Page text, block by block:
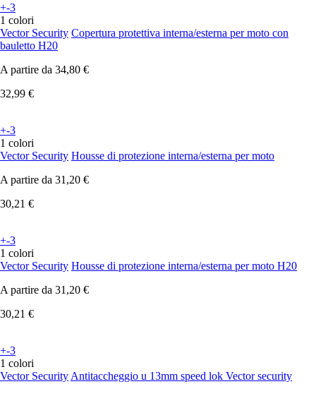
+-3
1 colori
Vector Security Copertura protettiva interna/esterna per moto con
bauletto H20
A partire da 34,80 €
32,99 €
+-3
1 colori
Vector Security Housse di protezione interna/esterna per moto
A partire da 31,20 €
30,21 €
+-3
1 colori
Vector Security Housse di protezione interna/esterna per moto H20
A partire da 31,20 €
30,21 €
+-3
1 colori
Vector Security Antitaccheggio u 13mm speed lok Vector security